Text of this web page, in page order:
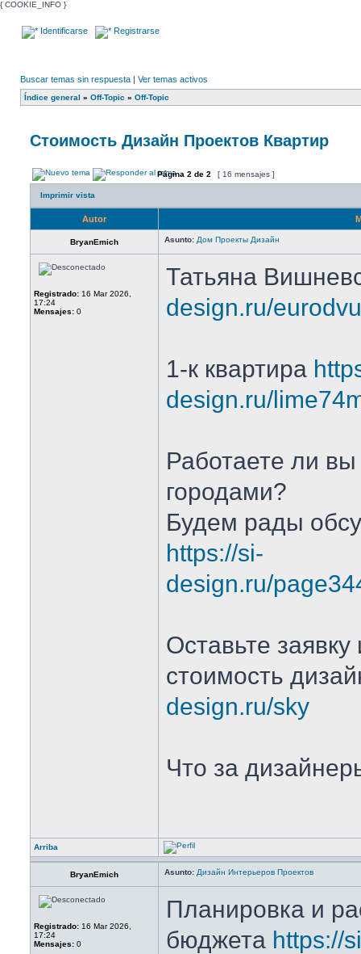
{ COOKIE_INFO }
Identificarse Registrarse
Buscar temas sin respuesta | Ver temas activos
Índice general » Off-Topic » Off-Topic
Стоимость Дизайн Проектов Квартир
Página 2 de 2 [ 16 mensajes ]
Imprimir vista
Autor
BryanEmich Asunto: Дом Проекты Дизайн
Registrado: 16 Mar 2026,
17:24
Mensajes: 0
Татьяна
design.ru/
1-к квартира
design.ru/
Работаете ли
городами?
Будем рады
https://si-
design.ru/
Оставьте
стоимость
design.ru/sky
Что за
Arriba
BryanEmich Asunto: Дизайн Интерьеров Проектов
Registrado: 16 Mar 2026,
17:24
Mensajes: 0
Планировка и
бюджета https://